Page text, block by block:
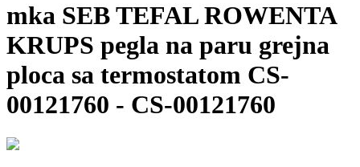
mka SEB TEFAL ROWENTA
KRUPS pegla na paru grejna
ploca sa termostatom CS-
00121760 - CS-00121760